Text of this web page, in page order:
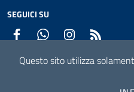
SEGUICI SU
Facebook WhatsAppInstagram
Questo sito utilizza